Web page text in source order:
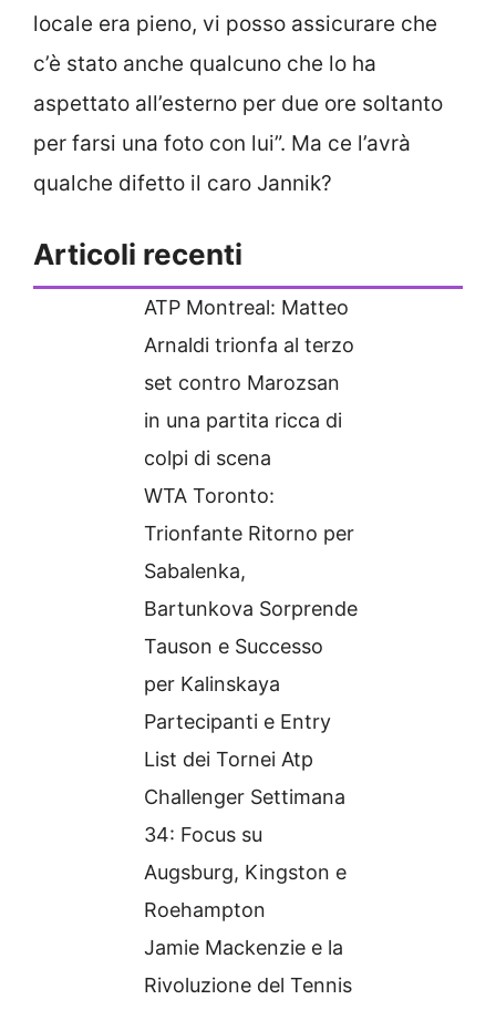
locale era pieno, vi posso assicurare che
c’è stato anche qualcuno che lo ha
aspettato all’esterno per due ore soltanto
per farsi una foto con lui”. Ma ce l’avrà
qualche difetto il caro Jannik?
Articoli recenti
ATP Montreal: Matteo
Arnaldi trionfa al terzo
set contro Marozsan
in una partita ricca di
colpi di scena
WTA Toronto:
Trionfante Ritorno per
Sabalenka,
Bartunkova Sorprende
Tauson e Successo
per Kalinskaya
Partecipanti e Entry
List dei Tornei Atp
Challenger Settimana
34: Focus su
Augsburg, Kingston e
Roehampton
Jamie Mackenzie e la
Rivoluzione del Tennis